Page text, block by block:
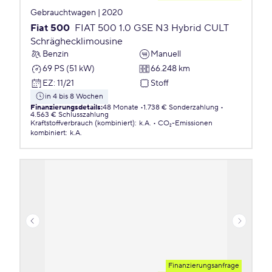
Gebrauchtwagen | 2020
Fiat 500 FIAT 500 1.0 GSE N3 Hybrid CULT
Schräghecklimousine
Benzin
Manuell
69 PS (51 kW)
66.248 km
EZ: 11/21 Stoff
in 4 bis 8 Wochen
Finanzierungsdetails:48 Monate 1.738 € Sonderzahlung
4.563 € Schlusszahlung
Kraftstoffverbrauch (kombiniert): k.A.
CO₂-Emissionen
kombiniert: k.A.
Finanzierungsanfrage